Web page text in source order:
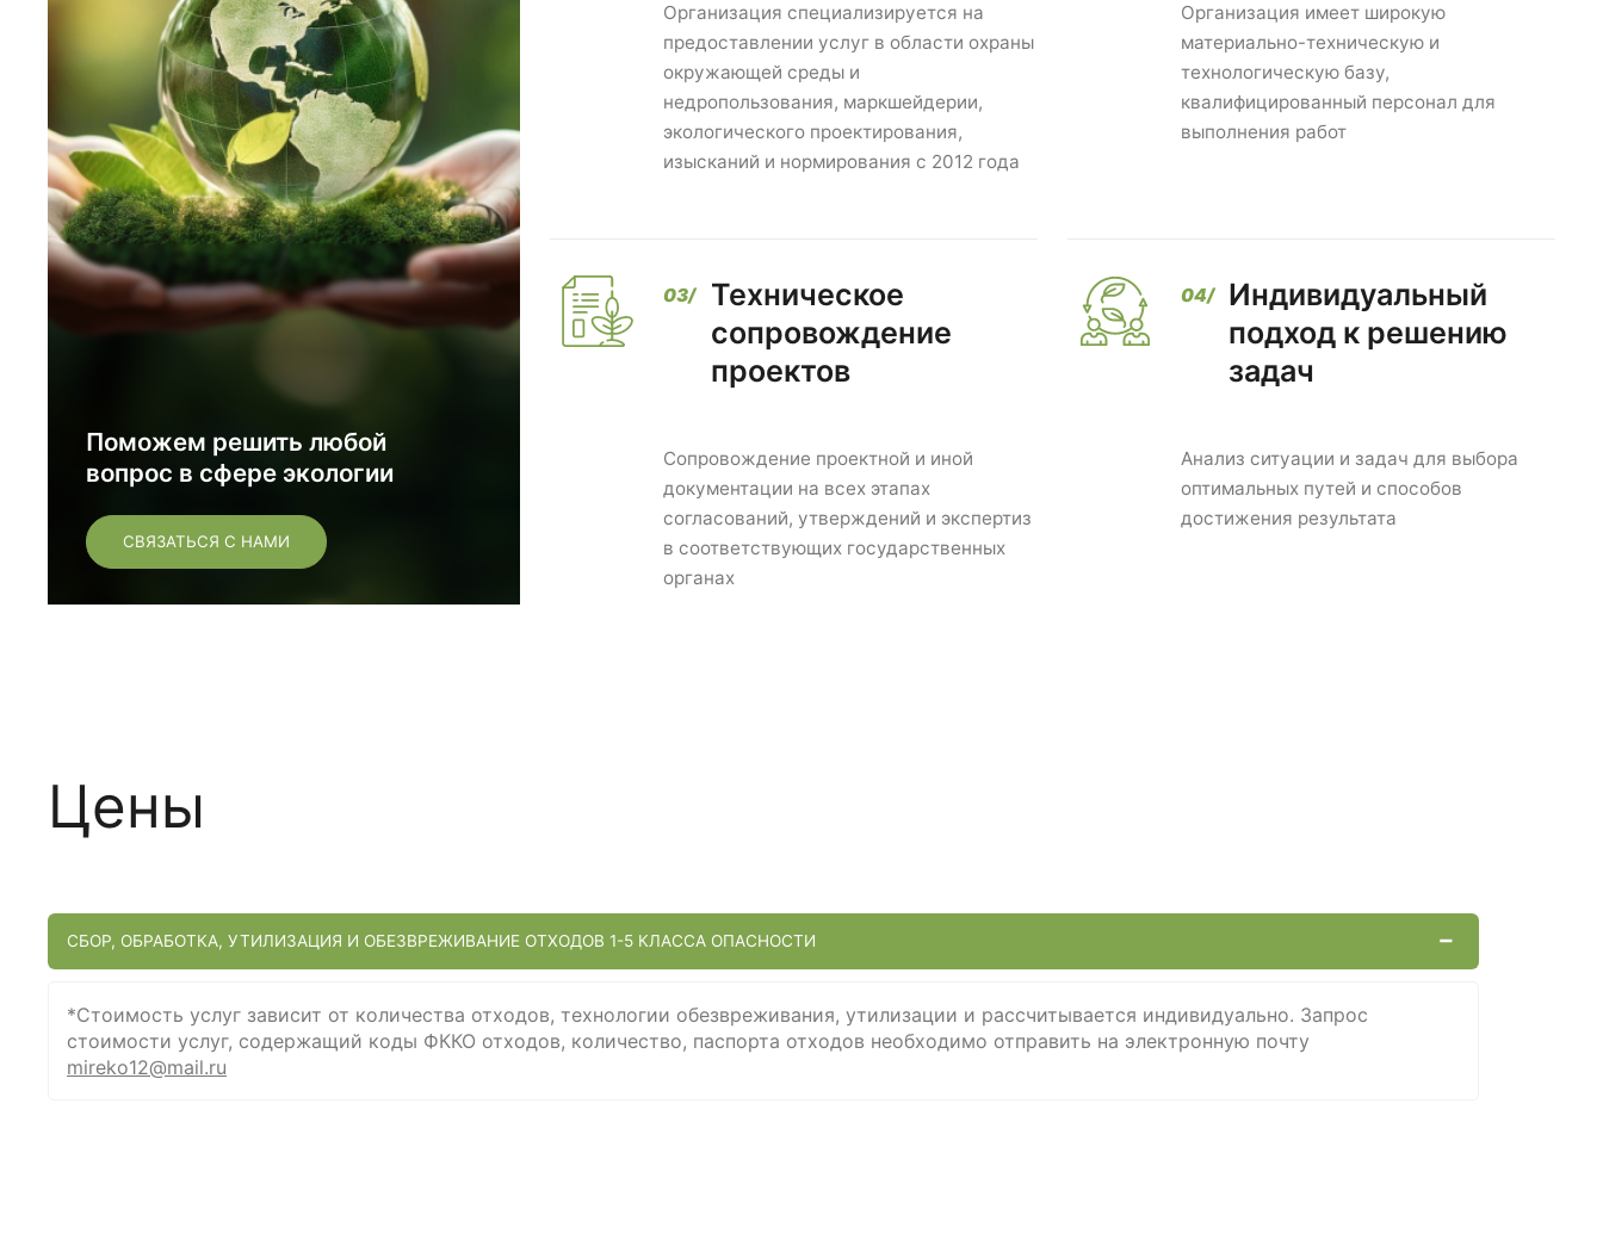
Поможем решить любой
вопрос в сфере экологии
СВЯЗАТЬСЯ С НАМИ
Организация специализируется на
предоставлении услуг в области охраны
окружающей среды и
недропользования, маркшейдерии,
экологического проектирования,
изысканий и нормирования с 2012 года
Организация имеет широкую
материально-техническую и
технологическую базу,
квалифицированный персонал для
выполнения работ
Техническое
сопровождение
проектов
Сопровождение проектной и иной
документации на всех этапах
согласований, утверждений и экспертиз
в соответствующих государственных
органах
Индивидуальный
подход к решению
задач
Анализ ситуации и задач для выбора
оптимальных путей и способов
достижения результата
Цены
CБОР, ОБРАБОТКА, УТИЛИЗАЦИЯ И ОБЕЗВРЕЖИВАНИЕ ОТХОДОВ 1-5 КЛАССА ОПАСНОСТИ
*Стоимость услуг зависит от количества отходов, технологии обезвреживания, утилизации и рассчитывается индивидуально. Запрос
стоимости услуг, содержащий коды ФККО отходов, количество, паспорта отходов необходимо отправить на электроннyю почту
mireko12@mail.ru